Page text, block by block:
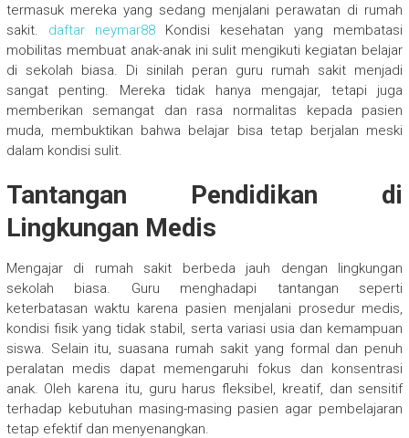
termasuk mereka yang sedang menjalani perawatan di rumah
sakit. daftar neymar88Kondisi kesehatan yang membatasi
mobilitas membuat anak-anak ini sulit mengikuti kegiatan belajar
di sekolah biasa. Di sinilah peran guru rumah sakit menjadi
sangat penting. Mereka tidak hanya mengajar, tetapi juga
memberikan semangat dan rasa normalitas kepada pasien
muda, membuktikan bahwa belajar bisa tetap berjalan meski
dalam kondisi sulit.
Tantangan Pendidikan di
Lingkungan Medis
Mengajar di rumah sakit berbeda jauh dengan lingkungan
sekolah biasa. Guru menghadapi tantangan seperti
keterbatasan waktu karena pasien menjalani prosedur medis,
kondisi fisik yang tidak stabil, serta variasi usia dan kemampuan
siswa. Selain itu, suasana rumah sakit yang formal dan penuh
peralatan medis dapat memengaruhi fokus dan konsentrasi
anak. Oleh karena itu, guru harus fleksibel, kreatif, dan sensitif
terhadap kebutuhan masing-masing pasien agar pembelajaran
tetap efektif dan menyenangkan.